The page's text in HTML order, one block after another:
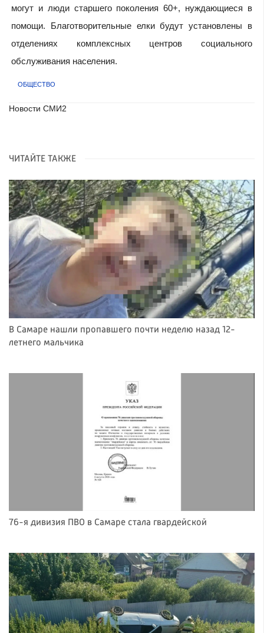
могут и люди старшего поколения 60+, нуждающиеся в
помощи. Благотворительные елки будут установлены в
отделениях комплексных центров социального
обслуживания населения.
ОБЩЕСТВО
Новости СМИ2
ЧИТАЙТЕ ТАКЖЕ
В Самаре нашли пропавшего почти неделю назад 12-
летнего мальчика
76-я дивизия ПВО в Самаре стала гвардейской